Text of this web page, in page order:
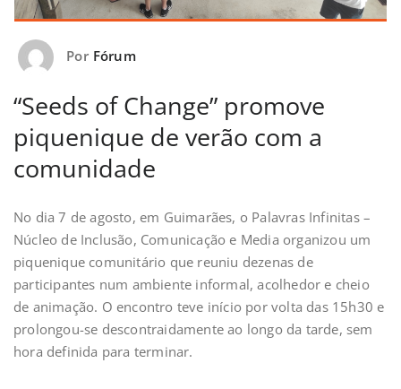
Por Fórum
“Seeds of Change” promove
piquenique de verão com a
comunidade
No dia 7 de agosto, em Guimarães, o Palavras Infinitas –
Núcleo de Inclusão, Comunicação e Media organizou um
piquenique comunitário que reuniu dezenas de
participantes num ambiente informal, acolhedor e cheio
de animação. O encontro teve início por volta das 15h30 e
prolongou-se descontraidamente ao longo da tarde, sem
hora definida para terminar.